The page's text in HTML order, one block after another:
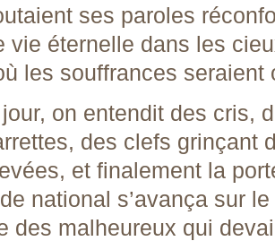
ses paroles
vie éternelle dans les
les souffrances seraient
on entendit des cris,
des clefs grinçant
et finalement la
national s’avança sur
des malheureux qui